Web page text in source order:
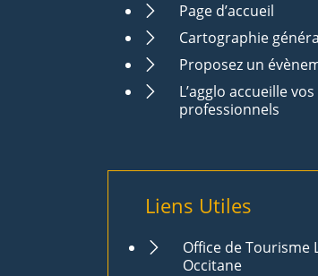
Page d’accueil
Cartographie
Proposez un
L’agglo accueille
professionnels
Liens Utiles
Office de Tourisme
Occitane